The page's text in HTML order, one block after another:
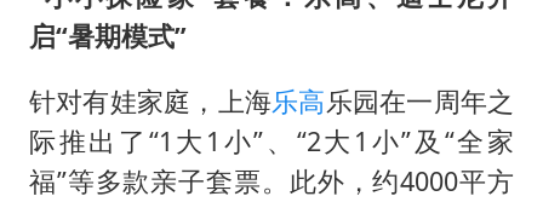
启“暑期模式”
针对有娃家庭，上海乐高乐园在一周年之
际推出了“1大1小”、“2大1小”及“全家
福”等多款亲子套票。此外，约4000平方